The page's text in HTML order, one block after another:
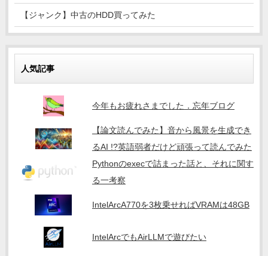
【ジャンク】中古のHDD買ってみた
人気記事
今年もお疲れさまでした．忘年ブログ
【論文読んでみた】音から風景を生成でき
るAI !?英語弱者だけど頑張って読んでみた
Pythonのexecで詰まった話と、それに関す
る一考察
IntelArcA770を3枚乗せればVRAMは48GB
IntelArcでもAirLLMで遊びたい